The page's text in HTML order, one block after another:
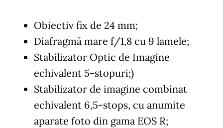
Obiectiv fix de 24 mm;
Diafragmă mare f/1,8 cu 9 lamele;
Stabilizator Optic de Imagine
echivalent 5-stopuri;)
Stabilizator de imagine combinat
echivalent 6,5-stops, cu anumite
aparate foto din gama EOS R;